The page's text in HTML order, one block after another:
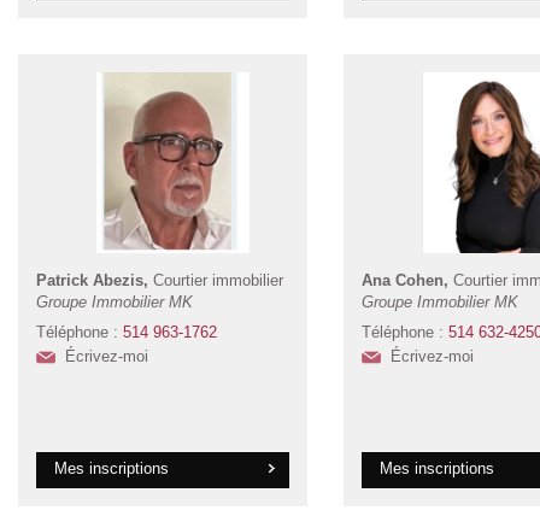
Patrick Abezis, Courtier immobilier
Groupe Immobilier MK
Téléphone : 514 963-1762
Écrivez-moi
Mes inscriptions
Ana Cohen, Courtier
Groupe Immobilier MK
Téléphone : 514 632-
Écrivez-moi
Mes inscriptions